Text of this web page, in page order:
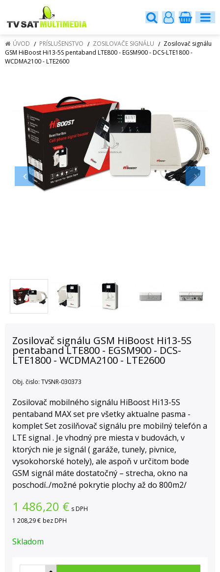
ÚVOD PRÍSLUŠENSTVO ZOSILOVAČE SIGNÁLU
Zosilovač signálu
GSM HiBoost Hi13-5S pentaband LTE800 - EGSM900 - DCS-LTE1800 -
WCDMA2100 - LTE2600
Zosilovač signálu GSM HiBoost Hi13-5S
pentaband LTE800 - EGSM900 - DCS-
LTE1800 - WCDMA2100 - LTE2600
Obj. čislo: TVSNR-030373
Zosilovač mobilného signálu HiBoost Hi13-5S
pentaband MAX set pre všetky aktualne pasma -
komplet Set zosilňovač signálu pre mobilný telefón a
LTE signal . Je vhodný pre miesta v budovách, v
ktorých nie je signál ( garáže, tunely, pivnice,
vysokohorské hotely), ale aspoň v určitom bode
GSM signál máte dostatočný – strecha, okno na
poschodí../možné pokrytie plochy až do 800m2/
1 486,20 € s DPH
1 208,29 € bez DPH
Skladom